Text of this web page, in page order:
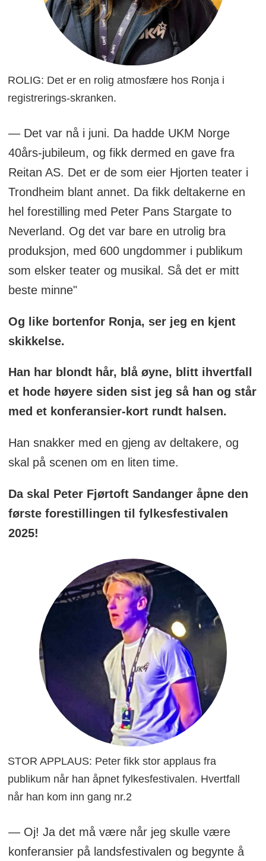
ROLIG: Det er en rolig atmosfære hos Ronja i
registrerings-skranken.
— Det var nå i juni. Da hadde UKM Norge
40års-jubileum, og fikk dermed en gave fra
Reitan AS. Det er de som eier Hjorten teater i
Trondheim blant annet. Da fikk deltakerne en
hel forestilling med Peter Pans Stargate to
Neverland. Og det var bare en utrolig bra
produksjon, med 600 ungdommer i publikum
som elsker teater og musikal. Så det er mitt
beste minne"
Og like bortenfor Ronja, ser jeg en kjent
skikkelse.
Han har blondt hår, blå øyne, blitt ihvertfall
et hode høyere siden sist jeg så han og står
med et konferansier-kort rundt halsen.
Han snakker med en gjeng av deltakere, og
skal på scenen om en liten time.
Da skal Peter Fjørtoft Sandanger åpne den
første forestillingen til fylkesfestivalen
2025!
STOR APPLAUS: Peter fikk stor applaus fra
publikum når han åpnet fylkesfestivalen. Hvertfall
når han kom inn gang nr.2
— Oj! Ja det må være når jeg skulle være
konferansier på landsfestivalen og begynte å